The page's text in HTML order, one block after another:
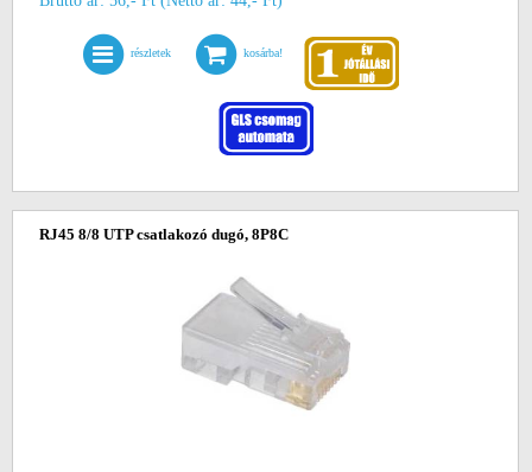
részletek kosárba!
RJ45 8/8 UTP csatlakozó dugó, 8P8C